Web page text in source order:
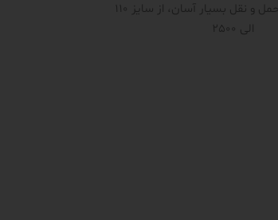
در برابر نشتی، حمل و نقل بسیار آسان، از سایز 110
الی 2500